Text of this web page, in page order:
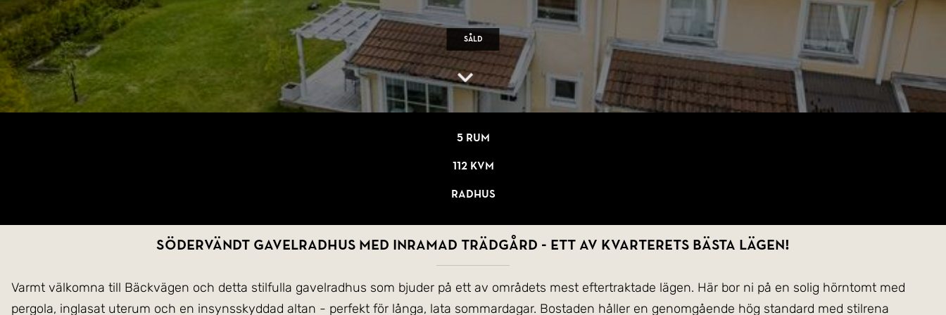
Såld
5 rum
112 kvm
Radhus
Södervändt gavelradhus med inramad trädgård - ett av kvarterets bästa lägen!
Varmt välkomna till Bäckvägen och detta stilfulla gavelradhus som bjuder på ett av områdets mest eftertraktade lägen. Här bor ni på en solig hörntomt med
pergola, inglasat uterum och en insynsskyddad altan - perfekt för långa, lata sommardagar. Bostaden håller en genomgående hög standard med stilrena